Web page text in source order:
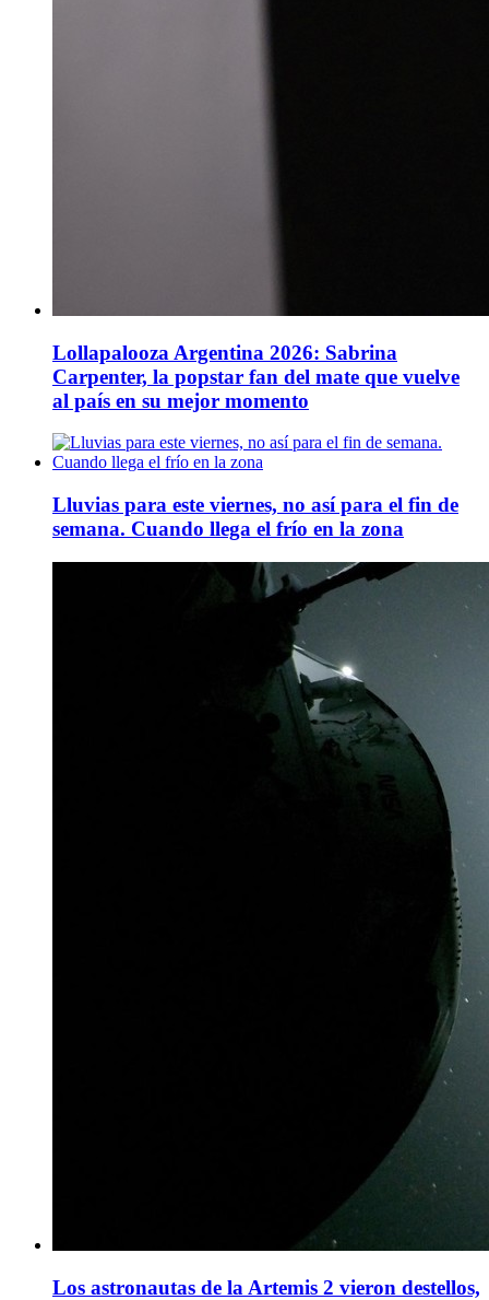
Lollapalooza Argentina 2026: Sabrina
Carpenter, la popstar fan del mate que vuelve
al país en su mejor momento
Lluvias para este viernes, no así para el fin de
semana. Cuando llega el frío en la zona
Los astronautas de la Artemis 2 vieron destellos,